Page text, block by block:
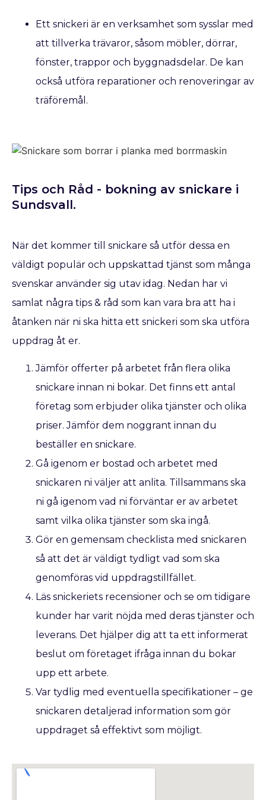
Ett snickeri är en verksamhet som sysslar med
att tillverka trävaror, såsom möbler, dörrar,
fönster, trappor och byggnadsdelar. De kan
också utföra reparationer och renoveringar av
träföremål.
Tips och Råd - bokning av snickare​ i
Sundsvall.
När det kommer till snickare så utför dessa en
väldigt populär och uppskattad tjänst som många
svenskar använder sig utav idag. Nedan har vi
samlat några tips & råd som kan vara bra att ha i
åtanken när ni ska hitta ett snickeri som ska utföra
uppdrag åt er.
Jämför offerter på arbetet från flera olika
snickare innan ni bokar. Det finns ett antal
företag som erbjuder olika tjänster och olika
priser. Jämför dem noggrant innan du
beställer en snickare.
Gå igenom er bostad och arbetet med
snickaren ni väljer att anlita. Tillsammans ska
ni gå igenom vad ni förväntar er av arbetet
samt vilka olika tjänster som ska ingå.
Gör en gemensam checklista med snickaren
så att det är väldigt tydligt vad som ska
genomföras vid uppdragstillfället.
Läs snickeriets recensioner och se om tidigare
kunder har varit nöjda med deras tjänster och
leverans. Det hjälper dig att ta ett informerat
beslut om företaget ifråga innan du bokar
upp ett arbete.
Var tydlig med eventuella specifikationer – ge
snickaren detaljerad information som gör
uppdraget så effektivt som möjligt.